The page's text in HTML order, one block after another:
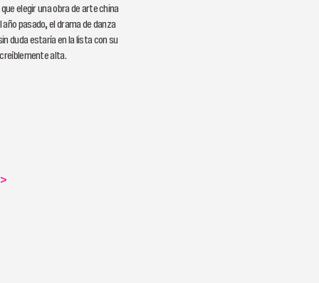
elegir una obra de arte china
pasado, el drama de danza
duda estaría en la lista con su
alta.
>